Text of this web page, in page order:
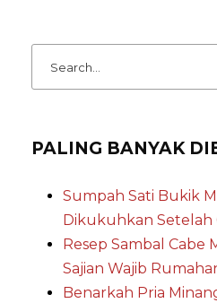
PALING BANYAK
Sumpah Sati Bukik
Dikukuhkan Setelah
Resep Sambal Cabe
Sajian Wajib
Benarkah Pria